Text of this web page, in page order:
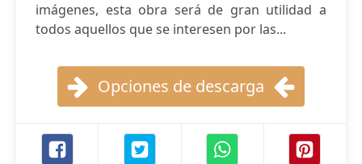
imágenes, esta obra será de gran utilidad a
todos aquellos que se interesen por las...
Opciones de descarga